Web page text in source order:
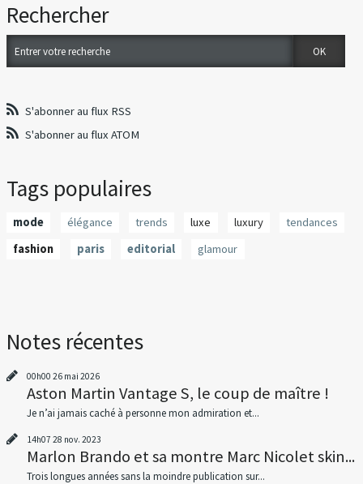
Rechercher
S'abonner au flux RSS
S'abonner au flux ATOM
Tags populaires
mode élégance trends luxe luxury
tendances
fashion
paris editorial glamour
Notes récentes
00h00 26 mai 2026
Aston Martin Vantage S, le coup de maître !
Je n’ai jamais caché à personne mon admiration et...
14h07 28 nov. 2023
Marlon Brando et sa montre Marc Nicolet skin...
Trois longues années sans la moindre publication sur...